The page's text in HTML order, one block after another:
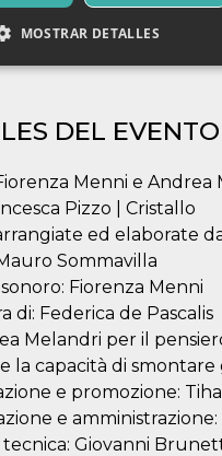
DEL EVENTO
Menni e Andrea
Pizzo | Cristallo
ed elaborate
Sommavilla
Fiorenza Menni
di: Federica de Pascalis
Melandri per il
la capacità di smontare
e promozione:
e amministrazione:
Giovanni
MOSTRAR DETALLES
Cookies de preferencias
estrictamente necesarias permiten
principal del sitio web, como
sesión de usuario y la gestión de
El sitio web no se puede utilizar
sin las cookies estrictamente
Proveedor /
Dominio
Cloudflare,
Inc.
.oooh.events